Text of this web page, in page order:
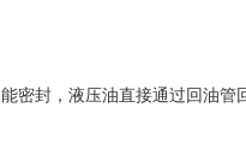
密封，液压油直接通过回油管